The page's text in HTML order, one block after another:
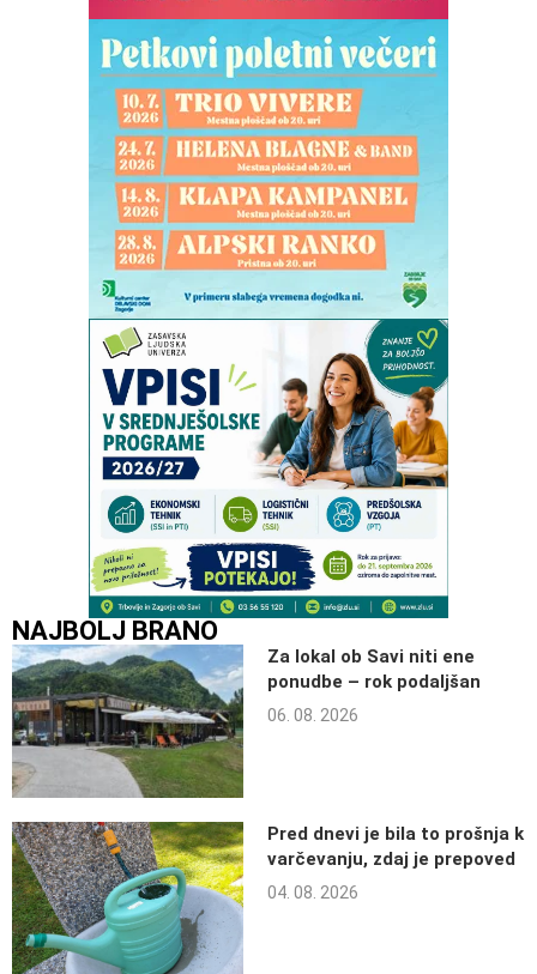
NAJBOLJ BRANO
Za lokal ob Savi niti ene
ponudbe – rok podaljšan
06. 08. 2026
Pred dnevi je bila to prošnja k
varčevanju, zdaj je prepoved
04. 08. 2026